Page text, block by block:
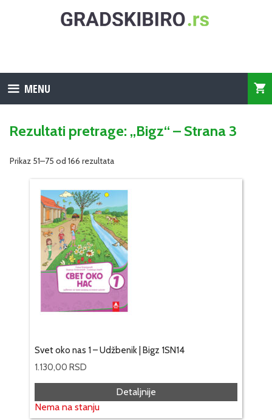
MENU
Rezultati pretrage: „Bigz“ – Strana 3
Prikaz 51–75 od 166 rezultata
Svet oko nas 1 – Udžbenik | Bigz 1SN14
1.130,00 RSD
Detaljnije
Nema na stanju